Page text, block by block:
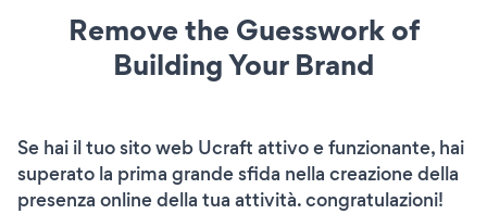
Remove the Guesswork of
Building Your Brand
Se hai il tuo sito web Ucraft attivo e funzionante, hai
superato la prima grande sfida nella creazione della
presenza online della tua attività. congratulazioni!